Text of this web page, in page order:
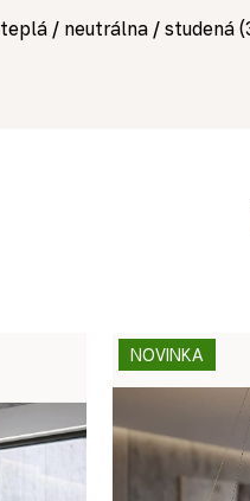
/ neutrálna / studená
NOVINKA